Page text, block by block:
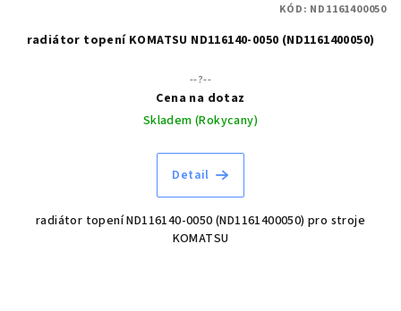
radiátor topení KOMATSU ND116140-0050 (ND1161400050)
--?--
Cena na dotaz
Skladem (Rokycany)
Detail
radiátor topení ND116140-0050 (ND1161400050) pro stroje
KOMATSU
KÓD: ND1161400050